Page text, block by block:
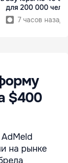
для 200 000
7 часов назад
$400
на рынке